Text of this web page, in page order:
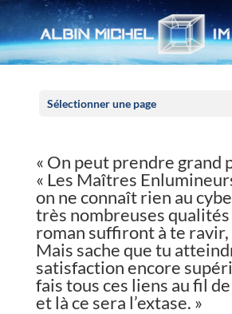
Sélectionner une page
« On peut prendre grand
« Les Maîtres
on ne connaît rien au
très nombreuses
roman suffiront à te
Mais sache que tu
satisfaction encore
fais tous ces liens au fil
et là ce sera l’extase. »
Panneau de gestion des cookies